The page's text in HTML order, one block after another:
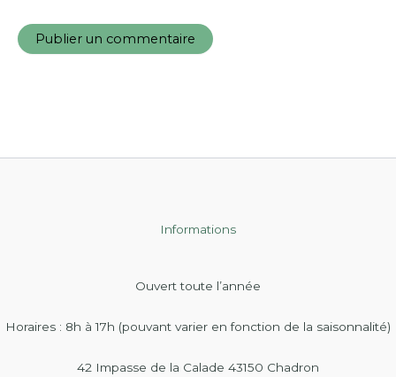
Informations
Ouvert toute l’année
Horaires : 8h à 17h (pouvant varier en fonction de la saisonnalité)
42 Impasse de la Calade 43150 Chadron